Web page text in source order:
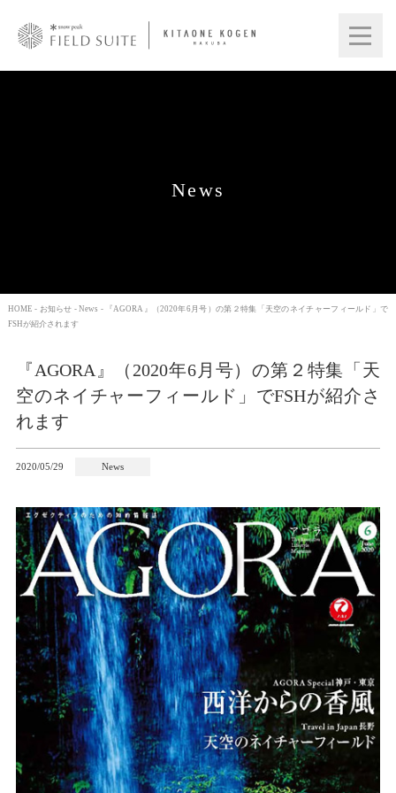
News
HOME - お知らせ -News - 『AGORA』（2020年6月号）の第２特集「天空のネイチャーフィールド」で
FSHが紹介されます
『AGORA』（2020年6月号）の第２特集「天
空のネイチャーフィールド」でFSHが紹介さ
れます
2020/05/29 News